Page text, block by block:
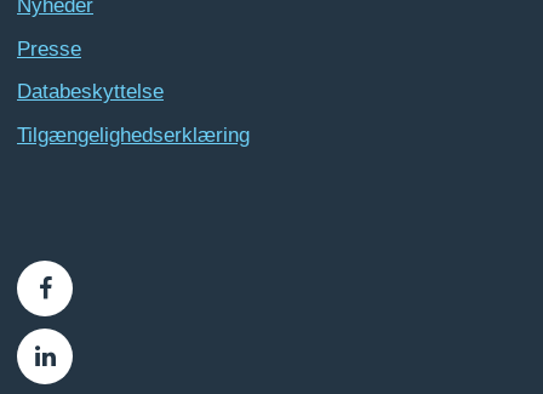
Nyheder
Presse
Databeskyttelse
Tilgængelighedserklæring